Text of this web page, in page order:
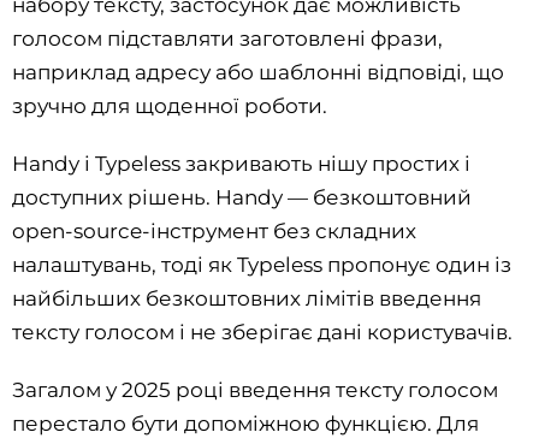
набору тексту, застосунок дає можливість
голосом підставляти заготовлені фрази,
наприклад адресу або шаблонні відповіді, що
зручно для щоденної роботи.
Handy і Typeless закривають нішу простих і
доступних рішень. Handy — безкоштовний
open-source-інструмент без складних
налаштувань, тоді як Typeless пропонує один із
найбільших безкоштовних лімітів введення
тексту голосом і не зберігає дані користувачів.
Загалом у 2025 році введення тексту голосом
перестало бути допоміжною функцією. Для